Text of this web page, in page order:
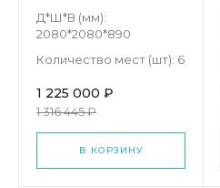
Д*Ш*В (мм):
2080*2080*890
Количество мест (шт): 6
1 225 000 ₽
1 316 445 ₽
В КОРЗИНУ